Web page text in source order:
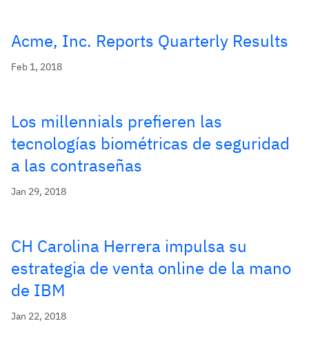
Acme, Inc. Reports Quarterly Results
Feb 1, 2018
Los millennials prefieren las
tecnologías biométricas de seguridad
a las contraseñas
Jan 29, 2018
CH Carolina Herrera impulsa su
estrategia de venta online de la mano
de IBM
Jan 22, 2018